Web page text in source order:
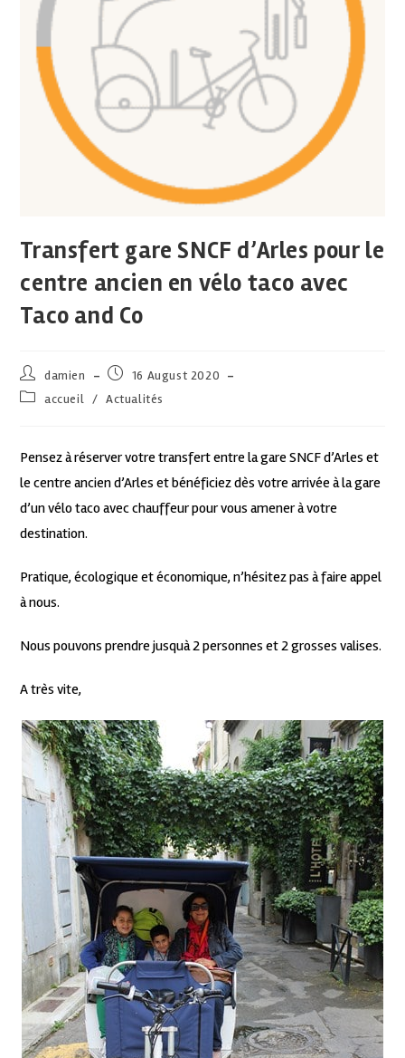
Transfert gare SNCF d’Arles pour le
centre ancien en vélo taco avec
Taco and Co
damien
16 August 2020
accueil / Actualités
Pensez à réserver votre transfert entre la gare SNCF d’Arles et
le centre ancien d’Arles et bénéficiez dès votre arrivée à la gare
d’un vélo taco avec chauffeur pour vous amener à votre
destination.
Pratique, écologique et économique, n’hésitez pas à faire appel
à nous.
Nous pouvons prendre jusquà 2 personnes et 2 grosses valises.
A très vite,